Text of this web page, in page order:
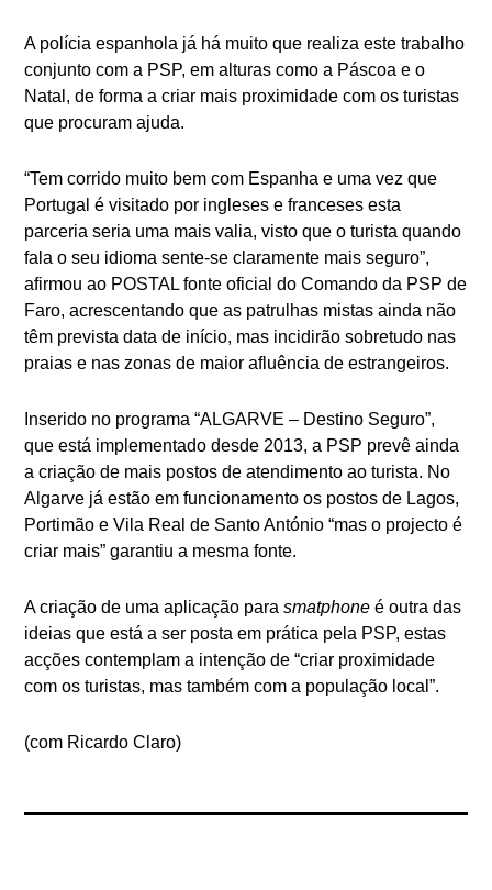
A polícia espanhola já há muito que realiza este trabalho
conjunto com a PSP, em alturas como a Páscoa e o
Natal, de forma a criar mais proximidade com os turistas
que procuram ajuda.
“Tem corrido muito bem com Espanha e uma vez que
Portugal é visitado por ingleses e franceses esta
parceria seria uma mais valia, visto que o turista quando
fala o seu idioma sente-se claramente mais seguro”,
afirmou ao POSTAL fonte oficial do Comando da PSP de
Faro, acrescentando que as patrulhas mistas ainda não
têm prevista data de início, mas incidirão sobretudo nas
praias e nas zonas de maior afluência de estrangeiros.
Inserido no programa “ALGARVE – Destino Seguro”,
que está implementado desde 2013, a PSP prevê ainda
a criação de mais postos de atendimento ao turista. No
Algarve já estão em funcionamento os postos de Lagos,
Portimão e Vila Real de Santo António “mas o projecto é
criar mais” garantiu a mesma fonte.
A criação de uma aplicação parasmatphone é outra das
ideias que está a ser posta em prática pela PSP, estas
acções contemplam a intenção de “criar proximidade
com os turistas, mas também com a população local”.
(com Ricardo Claro)